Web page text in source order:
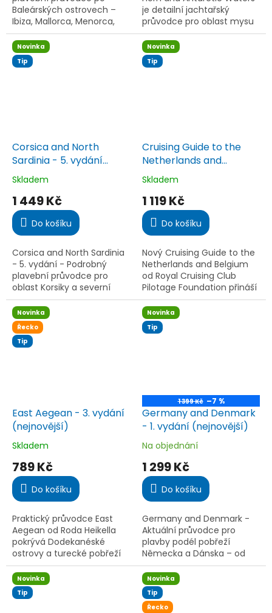
Baleárských ostrovech –
Ibiza, Mallorca, Menorca,
Formentera a Cabrera.
Nezbytný pomocník pro
jachtaře v oblasti
Středozemního...
je detailní jachtařský
průvodce pro oblast mysu
Horn, Beagle Channelu,
Falkland a Antarktidy. Nabízí
praktické informace o...
Novinka
Tip
Corsica and North
Sardinia - 5. vydání
(nejnovější)
Průměrné
hodnocení
produktu
je
5,0
5
hvězdiček.
Skladem
1 449 Kč
Do košíku
Corsica and North Sardinia
- 5. vydání - Podrobný
plavební průvodce pro
oblast Korsiky a severní
Sardinie. Nové vydání s
aktualizovanými plánky,
fotografiemi a
informacemi o...
Novinka
Tip
Cruising Guide to the
Netherlands and
Belgium - 1. vydání
(nejnovější)
Průměrné
hodnocení
produktu
je
5,0
5
hvězdiček.
Skladem
1 119 Kč
Do košíku
Nový Cruising Guide to the
Netherlands and Belgium
od Royal Cruising Club
Pilotage Foundation přináší
podrobný přehled přístavů,
tras a vnitrozemských
vodních cest Nizozemska
a...
Novinka
Řecko
Tip
East Aegean - 3. vydání
(nejnovější)
Průměrné
hodnocení
produktu
je
4,0
5
hvězdiček.
Skladem
789 Kč
Do košíku
Praktický průvodce East
Aegean od Roda Heikella
pokrývá Dodekanéské
ostrovy a turecké pobřeží
od průlivu Samos po Kaş a
Kekovu. Obsahuje aktuální
mapy, fotografie,
informace o...
Novinka
Tip
1 399 Kč –7 %
Germany and Denmark
- 1. vydání (nejnovější)
Průměrné
hodnocení
produktu
je
5,0
5
hvězdiček.
Na objednání
1 299 Kč
Do košíku
Germany and Denmark -
Aktuální průvodce pro
plavby podél pobřeží
Německa a Dánska – od
Severního moře po Balt.
Vhodný i pro přímé
přeplavby do Baltského
moře.
Novinka
Tip
Novinka
Tip
Řecko